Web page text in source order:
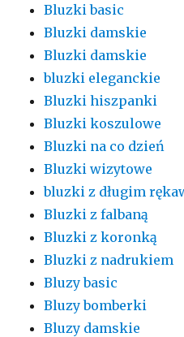
Bluzki basic
Bluzki damskie
Bluzki damskie
bluzki eleganckie
Bluzki hiszpanki
Bluzki koszulowe
Bluzki na co dzień
Bluzki wizytowe
bluzki z długim
Bluzki z falbaną
Bluzki z koronką
Bluzki z nadrukiem
Bluzy basic
Bluzy bomberki
Bluzy damskie